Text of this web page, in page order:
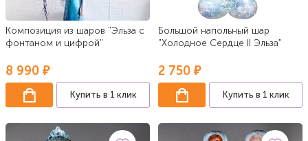
Композиция из шаров "Эльза с
фонтаном и цифрой"
8 990 ₽
Купить в 1 клик
Большой напольный шар
"Холодное Сердце II Эльза"
2 750 ₽
Купить в 1 клик